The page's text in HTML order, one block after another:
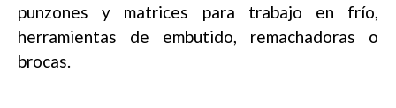
punzones y matrices para trabajo en frío,
herramientas de embutido, remachadoras o
brocas.